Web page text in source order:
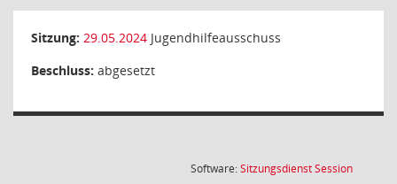
Sitzung: 29.05.2024 Jugendhilfeausschuss
Beschluss: abgesetzt
Software:SitzungsdienstSession(Wird in